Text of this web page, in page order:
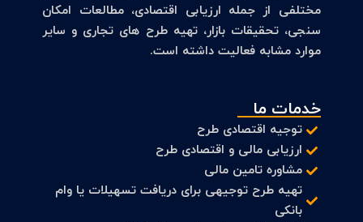
مختلفی از جمله ارزیابی اقتصادی، مطالعات امکان
سنجی، تحقیقات بازار، تهیه طرح های تجاری و سایر
موارد مشابه فعالیت داشته است.
خدمات ما
توجیه اقتصادی طرح
ارزیابی مالی و اقتصادی طرح
مشاوره تامین مالی
تهیه طرح توجیهی برای دریافت تسهیلات یا وام
بانکی